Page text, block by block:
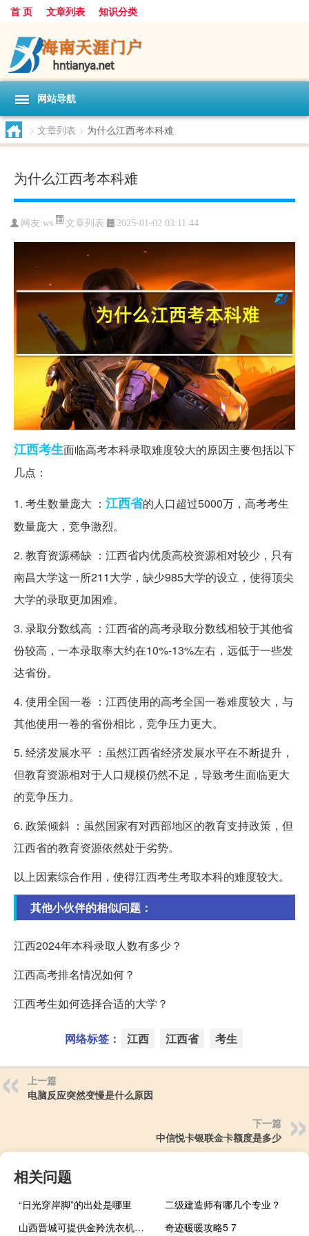
首 页 文章列表 知识分类
网站导航
> 文章列表 > 为什么江西考本科难
为什么江西考本科难
网友:ws 文章列表 2025-01-02 03:11:44
江西考生面临高考本科录取难度较大的原因主要包括以下
几点：
1. 考生数量庞大 ： 江西省的人口超过5000万，高考考生
数量庞大，竞争激烈。
2. 教育资源稀缺 ：江西省内优质高校资源相对较少，只有
南昌大学这一所211大学，缺少985大学的设立，使得顶尖
大学的录取更加困难。
3. 录取分数线高 ：江西省的高考录取分数线相较于其他省
份较高，一本录取率大约在10%-13%左右，远低于一些发
达省份。
4. 使用全国一卷 ：江西使用的高考全国一卷难度较大，与
其他使用一卷的省份相比，竞争压力更大。
5. 经济发展水平 ：虽然江西省经济发展水平在不断提升，
但教育资源相对于人口规模仍然不足，导致考生面临更大
的竞争压力。
6. 政策倾斜 ：虽然国家有对西部地区的教育支持政策，但
江西省的教育资源依然处于劣势。
以上因素综合作用，使得江西考生考取本科的难度较大。
其他小伙伴的相似问题：
江西2024年本科录取人数有多少？
江西高考排名情况如何？
江西考生如何选择合适的大学？
网络标签： 江西 江西省 考生
上一篇
电脑反应突然变慢是什么原因
下一篇
中信悦卡银联金卡额度是多少
相关问题
“日光穿岸脚”的出处是哪里
二级建造师有哪几个专业？
山西晋城可提供金羚洗衣机维修服务地址在哪
奇迹暖暖攻略5 7